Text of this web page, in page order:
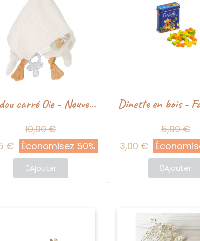
Doudou carré Oie - Nouveau né - Little Dutch
10,90 €
Économisez 50%
Ajouter
5,99 €
3,00 €
Économisez
Ajouter